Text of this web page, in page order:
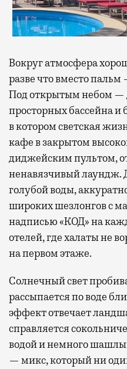
Вокруг атмосфера
разве что вместо
Под открытым небом —
просторных бассейна и
в котором светская
кафе в закрытом
диджейским пультом,
ненавязчивый лаундж.
голубой воды,
широких шезлонгов с
надписью «КОД» на
отелей, где халаты не
на первом этаже.
Солнечный свет
рассыпается по воде
эффект отвечает
справляется
водой и немного
— микс, который ни